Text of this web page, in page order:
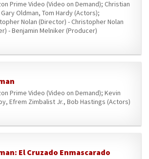
Prime Video (Video on Demand); Christian
Oldman, Tom Hardy (Actors);
Nolan (Director) - Christopher Nolan
- Benjamin Melniker (Producer)
Prime Video (Video on Demand); Kevin
Efrem Zimbalist Jr., Bob Hastings (Actors)
El Cruzado Enmascarado